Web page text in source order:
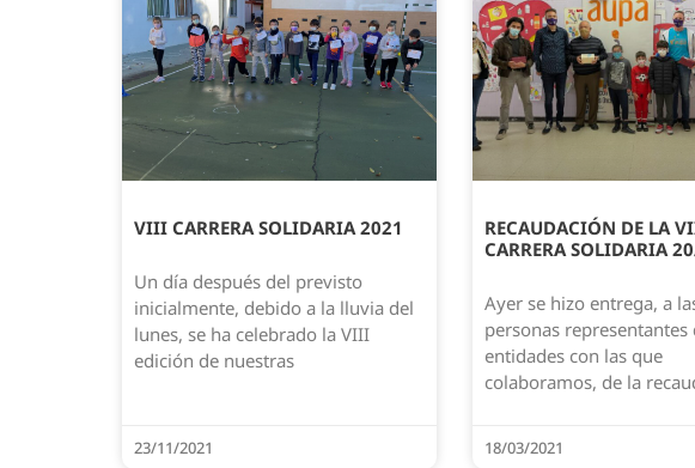
VIII CARRERA SOLIDARIA 2021
Un día después del previsto
inicialmente, debido a la lluvia del
lunes, se ha celebrado la VIII
edición de nuestras
23/11/2021
RECAUDACIÓN DE LA
CARRERA SOLIDARIA
Ayer se hizo entrega, a
personas representantes
entidades con las que
colaboramos, de la
18/03/2021